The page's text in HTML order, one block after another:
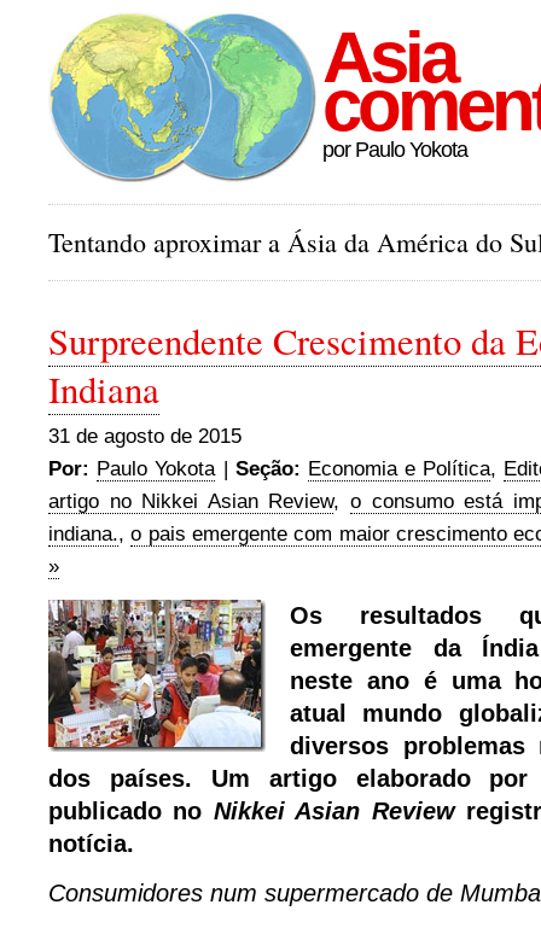
Asia
por Paulo Yokota
Tentando aproximar a Ásia da América do
Surpreendente Crescimento da
Indiana
31 de agosto de 2015
Por: Paulo Yokota| Seção: Economia e Política,
artigo no Nikkei Asian Review,o consumo está
indiana.,o pais emergente com maior crescimento
»
Os resultados
emergente da
neste ano é uma
atual mundo
diversos problemas
dos países. Um artigo elaborado por
publicado no Nikkei Asian Review
notícia.
Consumidores num supermercado de